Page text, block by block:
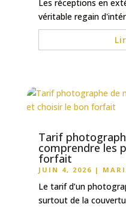
Les réceptions en
véritable regain
Tarif
comprendre les
forfait
JUIN 4, 2026 |
Le tarif d’un
surtout de la